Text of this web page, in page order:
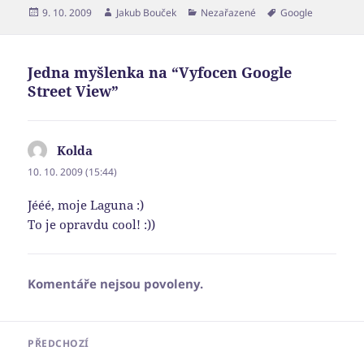
Publikováno:
9. 10. 2009 Autor:
Jakub Bouček Rubriky:
Nezařazené Štítky:
Google
Jedna myšlenka na “Vyfocen Google
Street View”
Kolda
10. 10. 2009 (15:44)
Jééé, moje Laguna :)
To je opravdu cool! :))
Komentáře nejsou povoleny.
PŘEDCHOZÍ